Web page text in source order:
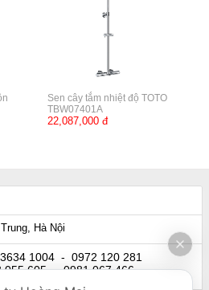
Sen cây tắm nhiệt độ TOTO
TBW07401A
22,087,000 đ
Hà Nội
1004 - 0972 120 281
055 605- 0981 067 466